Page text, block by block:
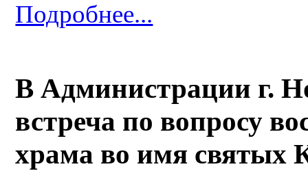
Подробнее...
В Администрации г.
встреча по вопросу
храма во имя святых